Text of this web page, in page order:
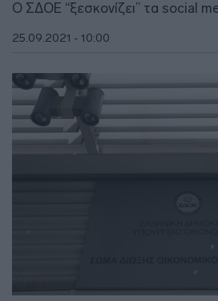
Ο ΣΔΟΕ “ξεσκονίζει” τα social
25.09.2021 - 10:00